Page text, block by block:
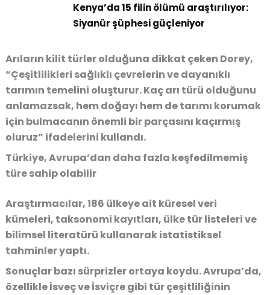
Kenya’da 15 filin ölümü araştırılıyor:
Siyanür şüphesi güçleniyor
Arıların kilit türler olduğuna dikkat çeken Dorey,
“Çeşitlilikleri sağlıklı çevrelerin ve dayanıklı
tarımın temelini oluşturur. Kaç arı türü olduğunu
anlamazsak, hem doğayı hem de tarımı korumak
için bulmacanın önemli bir parçasını kaçırmış
oluruz” ifadelerini kullandı.
Türkiye, Avrupa’dan daha fazla keşfedilmemiş
türe sahip olabilir
Araştırmacılar, 186 ülkeye ait küresel veri
kümeleri, taksonomi kayıtları, ülke tür listeleri ve
bilimsel literatürü kullanarak istatistiksel
tahminler yaptı.
Sonuçlar bazı sürprizler ortaya koydu. Avrupa’da,
özellikle İsveç ve İsviçre gibi tür çeşitliliğinin